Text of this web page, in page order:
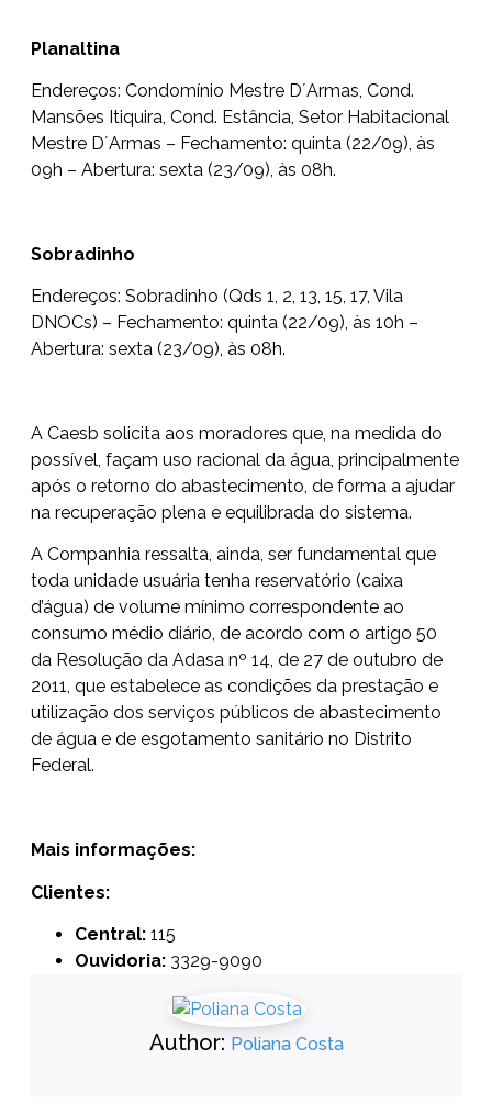
Planaltina
Endereços: Condomínio Mestre D´Armas, Cond.
Mansões Itiquira, Cond. Estância, Setor Habitacional
Mestre D´Armas – Fechamento: quinta (22/09), às
09h – Abertura: sexta (23/09), às 08h.
Sobradinho
Endereços: Sobradinho (Qds 1, 2, 13, 15, 17, Vila
DNOCs) – Fechamento: quinta (22/09), às 10h –
Abertura: sexta (23/09), às 08h.
A Caesb solicita aos moradores que, na medida do
possível, façam uso racional da água, principalmente
após o retorno do abastecimento, de forma a ajudar
na recuperação plena e equilibrada do sistema.
A Companhia ressalta, ainda, ser fundamental que
toda unidade usuária tenha reservatório (caixa
d’água) de volume mínimo correspondente ao
consumo médio diário, de acordo com o artigo 50
da Resolução da Adasa nº 14, de 27 de outubro de
2011, que estabelece as condições da prestação e
utilização dos serviços públicos de abastecimento
de água e de esgotamento sanitário no Distrito
Federal.
Mais informações:
Clientes:
Central: 115
Ouvidoria: 3329-9090
Author: Poliana Costa